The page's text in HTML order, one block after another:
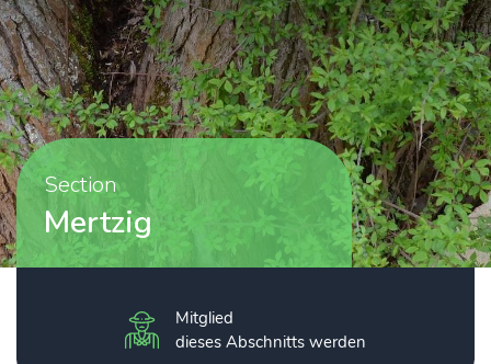
Section
Mertzig
Mitglied
dieses Abschnitts werden